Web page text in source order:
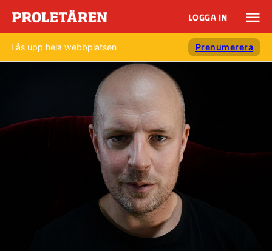
LOGGA IN
Lås upp hela webbplatsen Prenumerera